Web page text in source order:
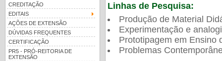
CREDITAÇÃO
EDITAIS
AÇÕES DE EXTENSÃO
DÚVIDAS FREQUENTES
CERTIFICAÇÃO
PR5 - PRÓ-REITORIA DE
EXTENSÃO
Linhas de Pesquisa:
Produção de Material
Experimentação e
Prototipagem em Ensino
Problemas